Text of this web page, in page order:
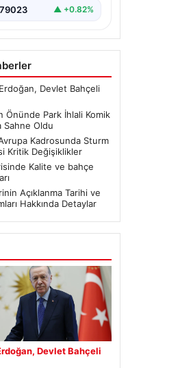
▲ +0.82%
Devlet Bahçeli
Önünde Park İhlali Komik
Sahne Oldu
Kadrosunda Sturm
Kritik Değişiklikler
Kalite ve bahçe
Açıklanma Tarihi ve
Hakkında Detaylar
Devlet Bahçeli